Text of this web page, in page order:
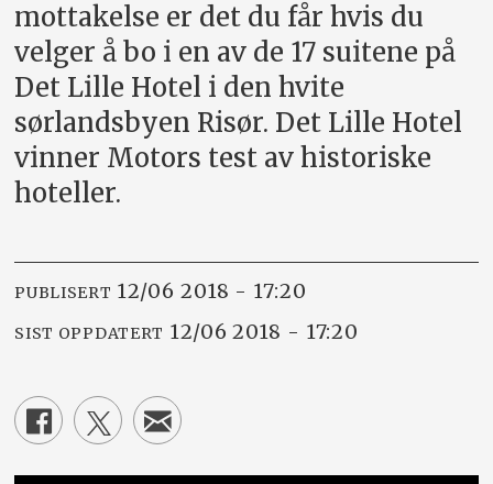
mottakelse er det du får hvis du
velger å bo i en av de 17 suitene på
Det Lille Hotel i den hvite
sørlandsbyen Risør. Det Lille Hotel
vinner Motors test av historiske
hoteller.
PUBLISERT 12/06 2018 - 17:20
SIST OPPDATERT 12/06 2018 - 17:20